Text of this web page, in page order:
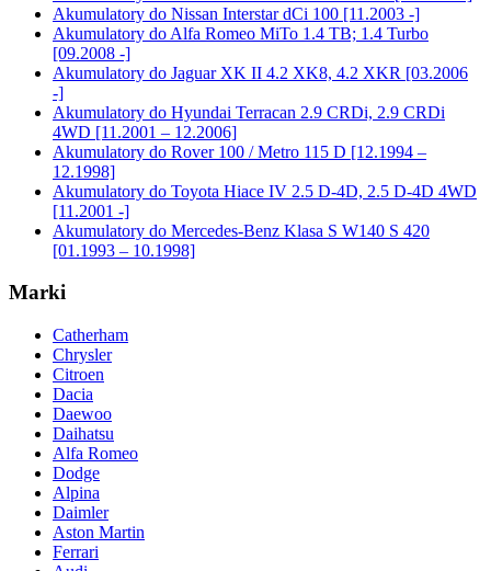
Akumulatory do Nissan Interstar dCi 100 [11.2003 -]
Akumulatory do Alfa Romeo MiTo 1.4 TB; 1.4 Turbo
[09.2008 -]
Akumulatory do Jaguar XK II 4.2 XK8, 4.2 XKR [03.2006
-]
Akumulatory do Hyundai Terracan 2.9 CRDi, 2.9 CRDi
4WD [11.2001 – 12.2006]
Akumulatory do Rover 100 / Metro 115 D [12.1994 –
12.1998]
Akumulatory do Toyota Hiace IV 2.5 D-4D, 2.5 D-4D 4WD
[11.2001 -]
Akumulatory do Mercedes-Benz Klasa S W140 S 420
[01.1993 – 10.1998]
Marki
Catherham
Chrysler
Citroen
Dacia
Daewoo
Daihatsu
Alfa Romeo
Dodge
Alpina
Daimler
Aston Martin
Ferrari